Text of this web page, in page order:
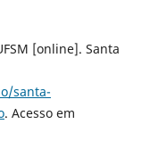
[online]. Santa
santa-
. Acesso em